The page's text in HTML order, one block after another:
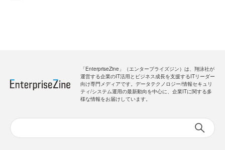
「EnterpriseZine」（エンタープライズジン）は、翔泳社が
運営する企業のIT活用とビジネス成長を支援するITリーダー
向け専門メディアです。データテクノロジー/情報セキュリ
ティ/システム運用の最新動向を中心に、企業ITに関する多
様な情報をお届けしています。